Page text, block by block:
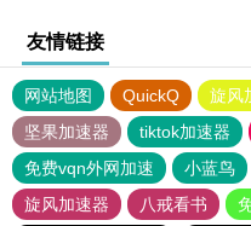
友情链接
网站地图 QuickQ 旋风
坚果加速器
tiktok加速器
免费vqn外网加速
小蓝鸟
旋风加速器
八戒看书